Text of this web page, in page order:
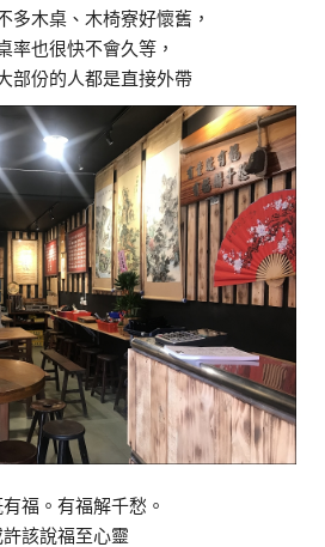
多木桌、木椅寮好懷舊，
率也很快不會久等，
部份的人都是直接外帶
福。有福解千愁。
許該說福至心靈